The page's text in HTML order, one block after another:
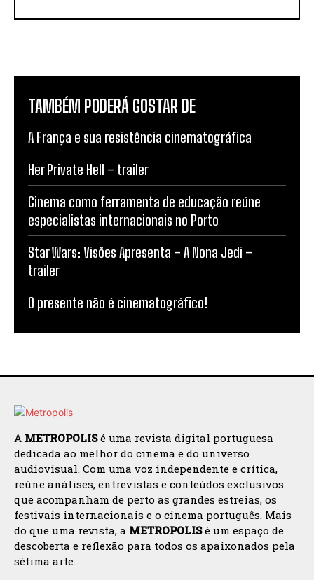
TAMBÉM PODERÁ GOSTAR DE
A França e sua resistência cinematográfica
Her Private Hell – trailer
Cinema como ferramenta de educação reúne
especialistas internacionais no Porto
Star Wars: Visões Apresenta – A Nona Jedi –
trailer
O presente não é cinematográfico!
A METROPOLISé uma revista digital portuguesa
dedicada ao melhor do cinema e do universo
audiovisual. Com uma voz independente e crítica,
reúne análises, entrevistas e conteúdos exclusivos
que acompanham de perto as grandes estreias, os
festivais internacionais e o cinema português. Mais
do que uma revista, a METROPOLISé um espaço de
descoberta e reflexão para todos os apaixonados pela
sétima arte.